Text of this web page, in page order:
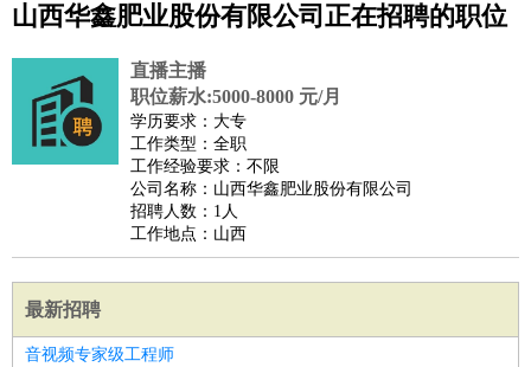
山西华鑫肥业股份有限公司正在招聘的职位
直播主播
职位薪水:5000-8000 元/月
学历要求：大专
工作类型：全职
工作经验要求：不限
公司名称：山西华鑫肥业股份有限公司
招聘人数：1人
工作地点：山西
最新招聘
音视频专家级工程师